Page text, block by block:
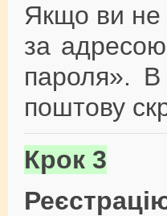
Якщо ви не
за
пароля». В
поштову
Крок 3